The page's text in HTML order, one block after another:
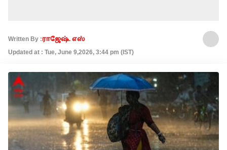
Written By :ராஜேஷ். எஸ்
Updated at : Tue, June 9,2026, 3:44 pm (IST)